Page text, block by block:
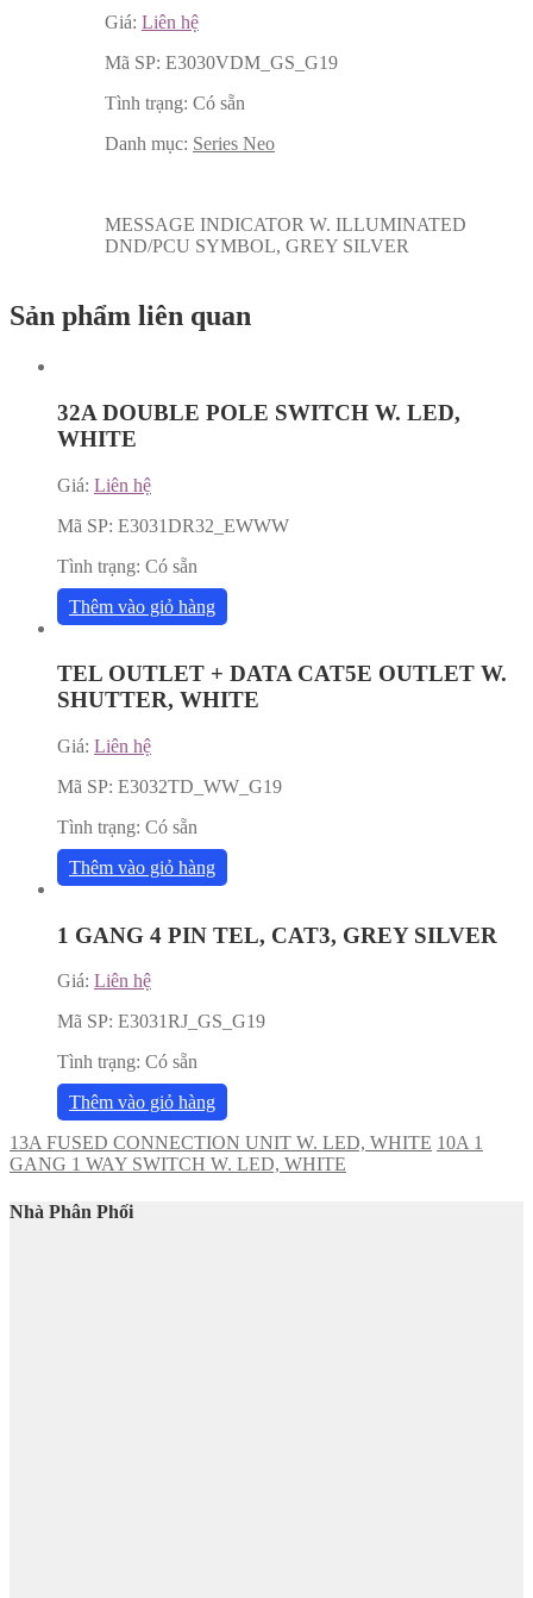
Giá: Liên hệ
Mã SP: E3030VDM_GS_G19
Tình trạng: Có sẵn
Danh mục: Series Neo
MESSAGE INDICATOR W. ILLUMINATED
DND/PCU SYMBOL, GREY SILVER
Sản phẩm liên quan
32A DOUBLE POLE SWITCH W. LED,
WHITE
Giá: Liên hệ
Mã SP: E3031DR32_EWWW
Tình trạng: Có sẵn
Thêm vào giỏ hàng
TEL OUTLET + DATA CAT5E OUTLET W.
SHUTTER, WHITE
Giá: Liên hệ
Mã SP: E3032TD_WW_G19
Tình trạng: Có sẵn
Thêm vào giỏ hàng
1 GANG 4 PIN TEL, CAT3, GREY SILVER
Giá: Liên hệ
Mã SP: E3031RJ_GS_G19
Tình trạng: Có sẵn
Thêm vào giỏ hàng
13A FUSED CONNECTION UNIT W. LED, WHITE 10A 1
GANG 1 WAY SWITCH W. LED, WHITE
Nhà Phân Phối